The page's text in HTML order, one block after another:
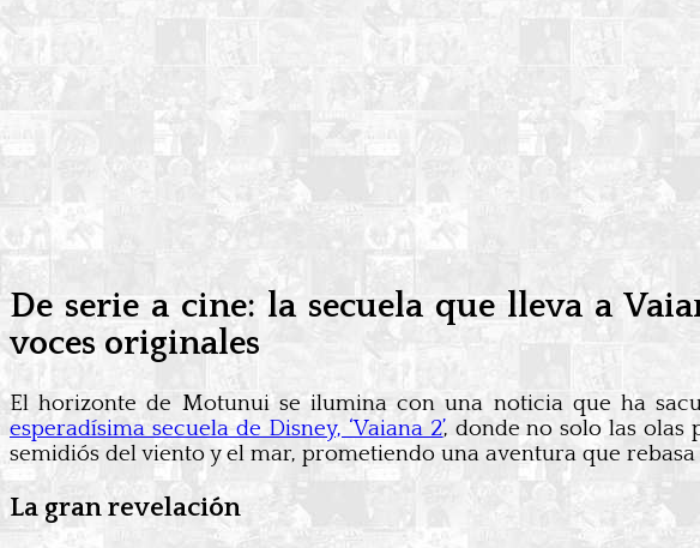
De serie a cine: la secuela que lleva a
voces originales
El horizonte de Motunui se ilumina con una noticia que ha
esperadísima secuela de Disney, ‘Vaiana 2’, donde no solo las olas
semidiós del viento y el mar, prometiendo una aventura que
La gran revelación